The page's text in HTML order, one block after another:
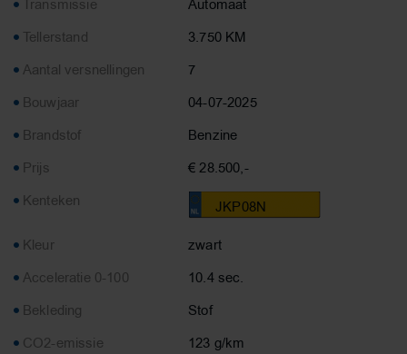
Transmissie
Automaat
Tellerstand
3.750 KM
Aantal versnellingen
7
Bouwjaar
04-07-2025
Brandstof
Benzine
Prijs
€ 28.500,-
Kenteken
JKP08N
Kleur
zwart
Acceleratie 0-100
10.4 sec.
Bekleding
Stof
CO2-emissie
123 g/km